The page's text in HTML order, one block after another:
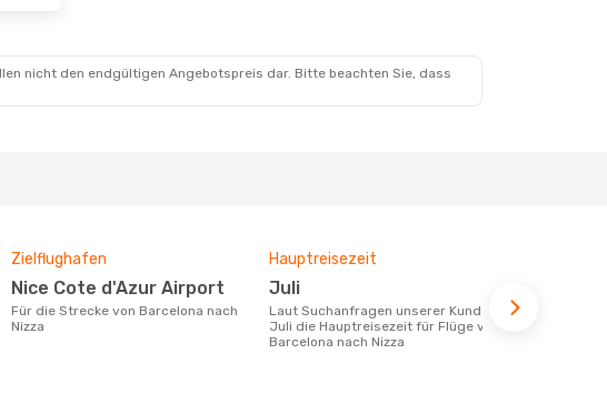
nicht den endgültigen Angebotspreis dar. Bitte beachten Sie, dass
Zielflughafen
Nice Cote d'Azur Airport
Für die Strecke von Barcelona nach
Nizza
Hauptreisezeit
Juli
Laut Suchanfragen unserer Kunden ist
Juli die Hauptreisezeit für Flüge von
Barcelona nach Nizza